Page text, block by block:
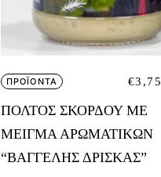
ΠΡΟΪΟΝΤΑ
ΠΟΛΤΟΣ ΣΚΟΡΔΟΥ ΜΕ
ΜΕΙΓΜΑ ΑΡΩΜΑΤΙΚΩΝ
“ΒΑΓΓΕΛΗΣ ΔΡΙΣΚΑΣ”
€3,75